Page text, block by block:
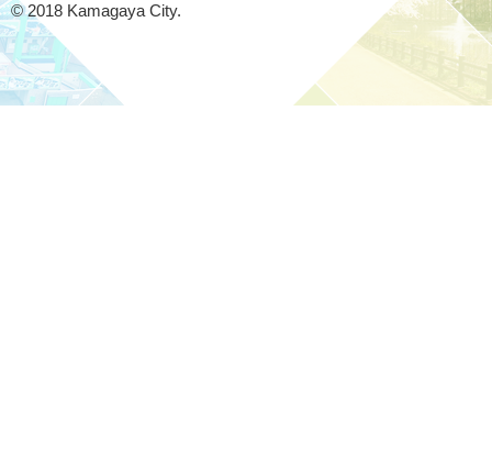
© 2018 Kamagaya City.